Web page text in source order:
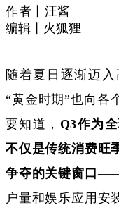
作者丨汪酱
编辑丨火狐狸
随着夏日逐渐迈
“黄金时期”也向各
要知道， Q3作为
不仅是传统消费旺
争夺的关键窗口——
户量和娱乐应用安